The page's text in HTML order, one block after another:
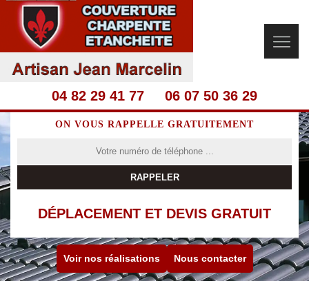
04 82 29 41 77 06 07 50 36 29
ON VOUS RAPPELLE GRATUITEMENT
DÉPLACEMENT ET DEVIS GRATUIT
Voir nos réalisations Nous contacter